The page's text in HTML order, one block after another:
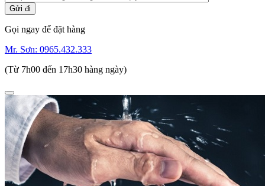
Gọi ngay để đặt hàng
Mr. Sơn: 0965.432.333
(Từ 7h00 đến 17h30 hàng ngày)